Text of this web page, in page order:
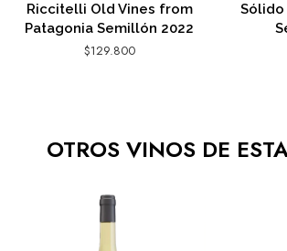
Riccitelli Old Vines from
Patagonia Semillón 2022
$129.800
Sólido
OTROS VINOS DE